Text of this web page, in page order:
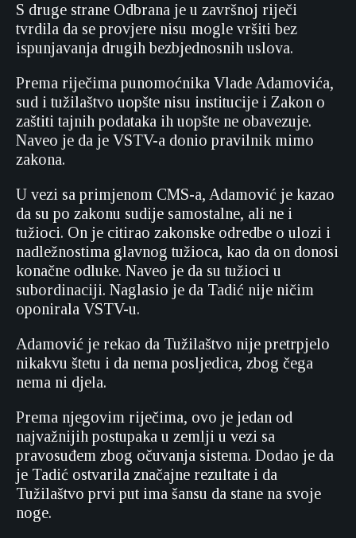
S druge strane Odbrana je u završnoj riječi
tvrdila da se provjere nisu mogle vršiti bez
ispunjavanja drugih bezbjednosnih uslova.
Prema riječima punomoćnika Vlade Adamovića,
sud i tužilaštvo uopšte nisu institucije i Zakon o
zaštiti tajnih podataka ih uopšte ne obavezuje.
Naveo je da je VSTV-a donio pravilnik mimo
zakona.
U vezi sa primjenom CMS-a, Adamović je kazao
da su po zakonu sudije samostalne, ali ne i
tužioci. On je citirao zakonske odredbe o ulozi i
nadležnostima glavnog tužioca, kao da on donosi
konačne odluke. Naveo je da su tužioci u
subordinaciji. Naglasio je da Tadić nije ničim
oponirala VSTV-u.
Adamović je rekao da Tužilaštvo nije pretrpjelo
nikakvu štetu i da nema posljedica, zbog čega
nema ni djela.
Prema njegovim riječima, ovo je jedan od
najvažnijih postupaka u zemlji u vezi sa
pravosuđem zbog očuvanja sistema. Dodao je da
je Tadić ostvarila značajne rezultate i da
Tužilaštvo prvi put ima šansu da stane na svoje
noge.